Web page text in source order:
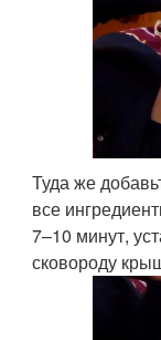
Туда же
все
7–10 минут,
сковороду